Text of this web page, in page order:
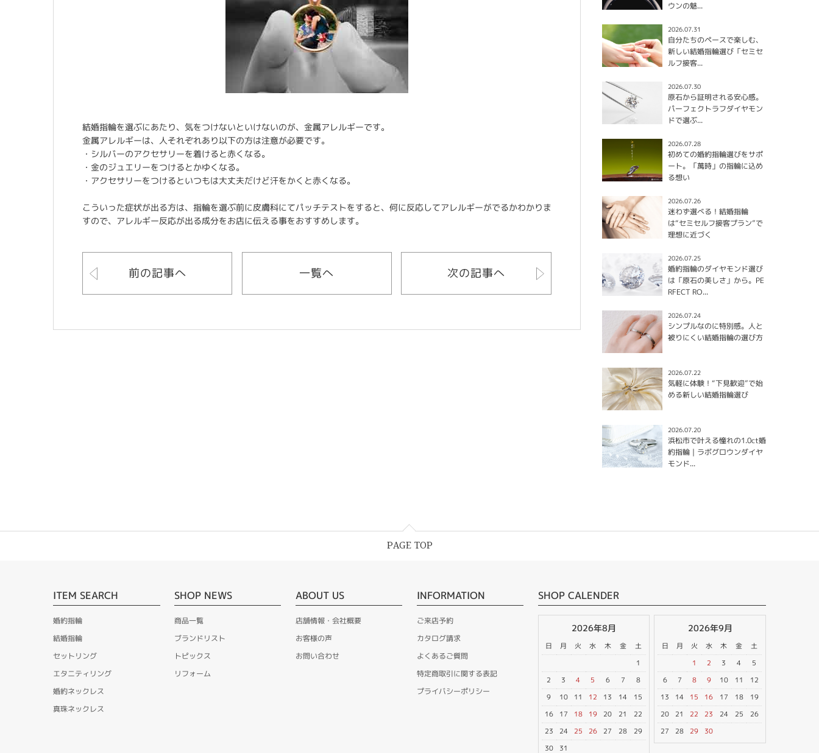
結婚指輪を選ぶにあたり、気をつけないといけないのが、金属アレルギーです。
金属アレルギーは、人それぞれあり以下の方は注意が必要です。
・シルバーのアクセサリーを着けると赤くなる。
・金のジュエリーをつけるとかゆくなる。
・アクセサリーをつけるといつもは大丈夫だけど汗をかくと赤くなる。
こういった症状が出る方は、指輪を選ぶ前に皮膚科にてパッチテストをすると、何に反応してアレルギーがでるかわかりま
すので、アレルギー反応が出る成分をお店に伝える事をおすすめします。
前の記事へ 一覧へ 次の記事へ
ウンの魅...
2026.07.31
自分たちのペースで楽しむ、
新しい結婚指輪選び「セミセ
ルフ接客...
2026.07.30
原石から証明される安心感。
パーフェクトラフダイヤモン
ドで選ぶ...
2026.07.28
初めての婚約指輪選びをサポ
ート。「萬時」の指輪に込め
る想い
2026.07.26
迷わず選べる！結婚指輪
は“セミセルフ接客プラン”で
理想に近づく
2026.07.25
婚約指輪のダイヤモンド選び
は「原石の美しさ」から。PE
RFECT RO...
2026.07.24
シンプルなのに特別感。人と
被りにくい結婚指輪の選び方
2026.07.22
気軽に体験！“下見歓迎”で始
める新しい結婚指輪選び
2026.07.20
浜松市で叶える憧れの1.0ct婚
約指輪｜ラボグロウンダイヤ
モンド...
PAGE TOP
ITEM SEARCH
婚約指輪
結婚指輪
セットリング
エタニティリング
婚約ネックレス
真珠ネックレス
SHOP NEWS
商品一覧
ブランドリスト
トピックス
リフォーム
ABOUT US
店舗情報・会社概要
お客様の声
お問い合わせ
INFORMATION
ご来店予約
カタログ請求
よくあるご質問
特定商取引に関する表記
プライバシーポリシー
SHOP CALENDER
2026年8月
日 月 火 水 木 金
土
1
2
3 4 5 6 7
8
9
10 11 12 13 14
15
16
17 18 19 20 21
22
23
24 25 26 27 28
29
30
31
2026年9月
日 月 火 水 木 金
土
1
2 3 4
5
6
7 8 9 10 11
12
13
14 15 16 17 18
19
20
21 22 23 24 25
26
27
28 29 30